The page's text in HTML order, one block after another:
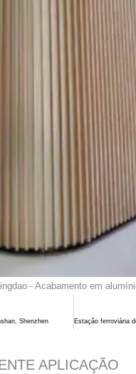
- Acabamento em
Shenzhen
APLICAÇÃO